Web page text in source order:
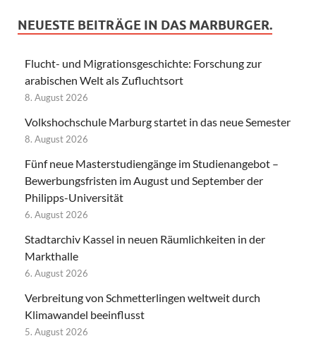
NEUESTE BEITRÄGE IN DAS MARBURGER.
Flucht- und Migrationsgeschichte: Forschung zur
arabischen Welt als Zufluchtsort
8. August 2026
Volkshochschule Marburg startet in das neue Semester
8. August 2026
Fünf neue Masterstudiengänge im Studienangebot –
Bewerbungsfristen im August und September der
Philipps-Universität
6. August 2026
Stadtarchiv Kassel in neuen Räumlichkeiten in der
Markthalle
6. August 2026
Verbreitung von Schmetterlingen weltweit durch
Klimawandel beeinflusst
5. August 2026